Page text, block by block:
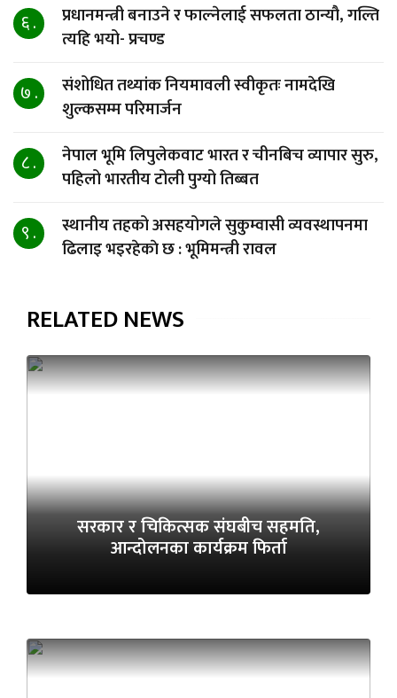
६ .
प्रधानमन्त्री बनाउने र फाल्नेलाई सफलता ठान्यौ, गल्ति
त्यहि भयो- प्रचण्ड
७ .
संशोधित तथ्यांक नियमावली स्वीकृतः नामदेखि
शुल्कसम्म परिमार्जन
८ .
नेपाल भूमि लिपुलेकवाट भारत र चीनबिच व्यापार सुरु,
पहिलो भारतीय टोली पुग्यो तिब्बत
९ .
स्थानीय तहको असहयोगले सुकुम्वासी व्यवस्थापनमा
ढिलाइ भइरहेकाे छ : भूमिमन्त्री रावल
RELATED NEWS
सरकार र चिकित्सक संघबीच सहमति,
आन्दोलनका कार्यक्रम फिर्ता